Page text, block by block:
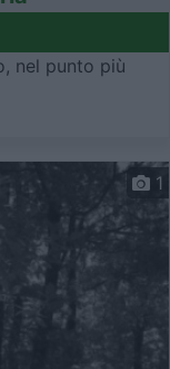
nel punto più
1